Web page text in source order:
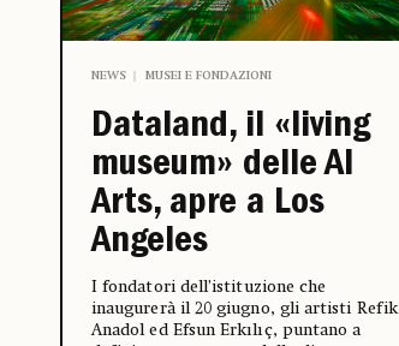
NEWS MUSEI E FONDAZIONI
Dataland, il «living
museum» delle AI
Arts, apre a Los
Angeles
I fondatori dell’istituzione che
inaugurerà il 20 giugno, gli artisti Refik
Anadol ed Efsun Erkılıç, puntano a